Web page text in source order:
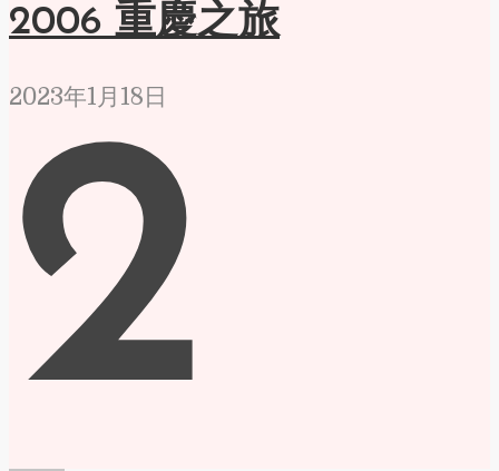
2006 重慶之旅
2023年1月18日
2